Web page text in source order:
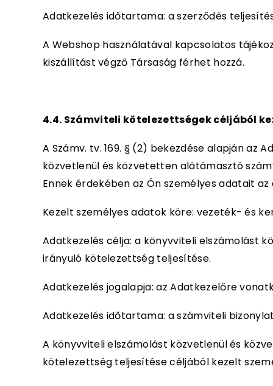
Adatkezelés időtartama: a szerződés
A Webshop használatával kapcsolatos
kiszállítást végző Társaság férhet hozzá.
4.4. Számviteli kötelezettségek céljából
A Számv. tv. 169. § (2) bekezdése alapján
közvetlenül és közvetetten alátámasztó
Ennek érdekében az Ön személyes adatait
Kezelt személyes adatok köre: vezeték- és
Adatkezelés célja: a könyvviteli elszámolást
irányuló kötelezettség teljesítése.
Adatkezelés jogalapja: az Adatkezelőre
Adatkezelés időtartama: a számviteli
A könyvviteli elszámolást közvetlenül és
kötelezettség teljesítése céljából kezelt